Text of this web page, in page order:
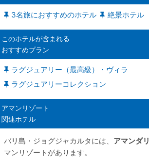
3名旅におすすめのホテル 絶景ホテル
このホテルが含まれる
おすすめプラン
ラグジュアリー（最高級）・ヴィラ
ラグジュアリーコレクション
アマンリゾート
関連ホテル
バリ島・ジョグジャカルタには、 アマンダリ
マンリゾートがあります。